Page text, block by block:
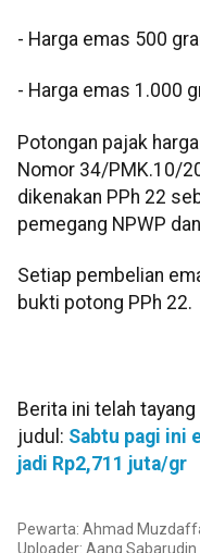
‎- ⁠Harga emas 500
‎- ⁠Harga emas 1.000
‎‎Potongan pajak
Nomor 34/PMK.10/
dikenakan PPh 22
pemegang NPWP
Setiap pembelian
bukti potong PPh 22.
Berita ini telah
judul: Sabtu pagi ini
jadi Rp2,711 juta/gr
Pewarta: Ahmad
Uploader: Aang Sabarudin